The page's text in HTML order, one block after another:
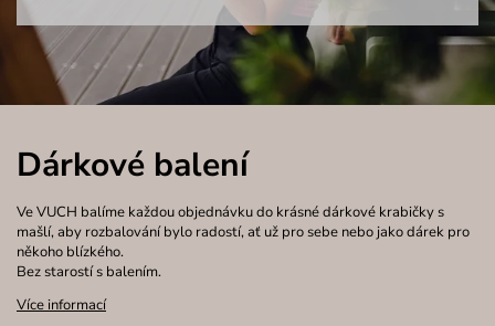
Dárkové balení
Ve VUCH balíme každou objednávku do krásné dárkové krabičky s
mašlí, aby rozbalování bylo radostí, ať už pro sebe nebo jako dárek pro
někoho blízkého.
Bez starostí s balením.
Více informací